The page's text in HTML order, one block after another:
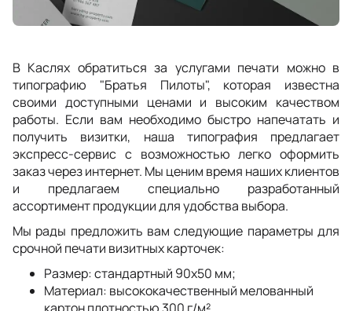
В Каслях обратиться за услугами печати можно в
типографию "Братья Пилоты", которая известна
своими доступными ценами и высоким качеством
работы. Если вам необходимо быстро напечатать и
получить визитки, наша типография предлагает
экспресс-сервис с возможностью легко оформить
заказ через интернет. Мы ценим время наших клиентов
и предлагаем специально разработанный
ассортимент продукции для удобства выбора.
Мы рады предложить вам следующие параметры для
срочной печати визитных карточек:
Размер: стандартный 90x50 мм;
Материал: высококачественный мелованный